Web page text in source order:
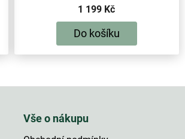
1 199 Kč
Do košíku
v
Vše o nákupu